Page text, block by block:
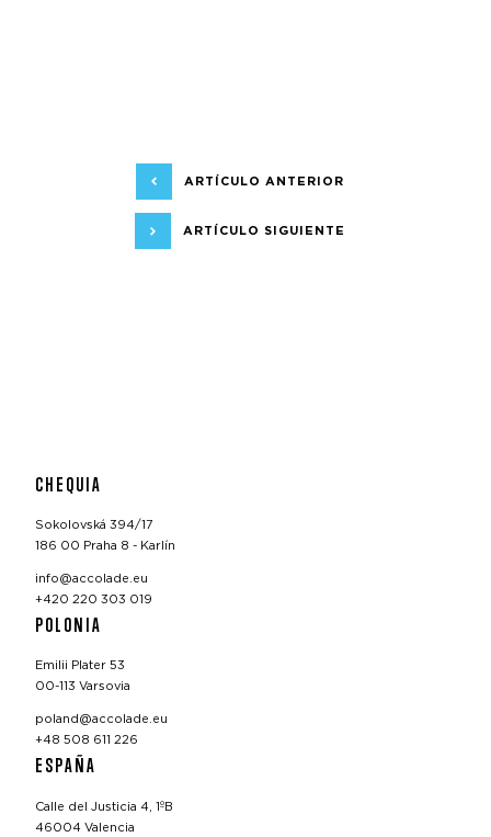
ARTÍCULO ANTERIOR
ARTÍCULO SIGUIENTE
CHEQUIA
Sokolovská 394/17
186 00 Praha 8 - Karlín
info@accolade.eu
+420 220 303 019
POLONIA
Emilii Plater 53
00-113 Varsovia
poland@accolade.eu
+48 508 611 226
ESPAÑA
Calle del Justicia 4, 1ºB
46004 Valencia